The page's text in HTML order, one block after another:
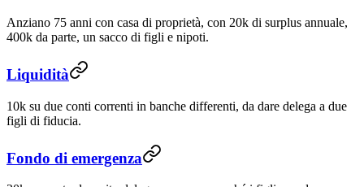
Anziano 75 anni con casa di proprietà, con 20k di surplus annuale,
400k da parte, un sacco di figli e nipoti.
Liquidità
10k su due conti correnti in banche differenti, da dare delega a due
figli di fiducia.
Fondo di emergenza